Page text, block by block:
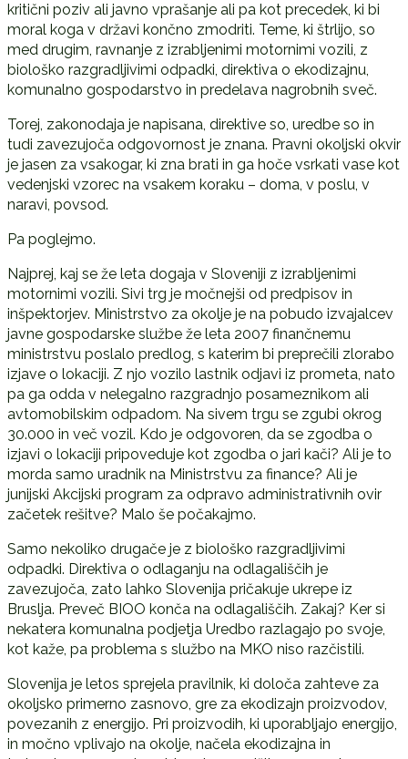
kritični poziv ali javno vprašanje ali pa kot precedek, ki bi
moral koga v državi končno zmodriti. Teme, ki štrlijo, so
med drugim, ravnanje z izrabljenimi motornimi vozili, z
biološko razgradljivimi odpadki, direktiva o ekodizajnu,
komunalno gospodarstvo in predelava nagrobnih sveč.
Torej, zakonodaja je napisana, direktive so, uredbe so in
tudi zavezujoča odgovornost je znana. Pravni okoljski okvir
je jasen za vsakogar, ki zna brati in ga hoče vsrkati vase kot
vedenjski vzorec na vsakem koraku – doma, v poslu, v
naravi, povsod.
Pa poglejmo.
Najprej, kaj se že leta dogaja v Sloveniji z izrabljenimi
motornimi vozili. Sivi trg je močnejši od predpisov in
inšpektorjev. Ministrstvo za okolje je na pobudo izvajalcev
javne gospodarske službe že leta 2007 finančnemu
ministrstvu poslalo predlog, s katerim bi preprečili zlorabo
izjave o lokaciji. Z njo vozilo lastnik odjavi iz prometa, nato
pa ga odda v nelegalno razgradnjo posameznikom ali
avtomobilskim odpadom. Na sivem trgu se zgubi okrog
30.000 in več vozil. Kdo je odgovoren, da se zgodba o
izjavi o lokaciji pripoveduje kot zgodba o jari kači? Ali je to
morda samo uradnik na Ministrstvu za finance? Ali je
junijski Akcijski program za odpravo administrativnih ovir
začetek rešitve? Malo še počakajmo.
Samo nekoliko drugače je z biološko razgradljivimi
odpadki. Direktiva o odlaganju na odlagališčih je
zavezujoča, zato lahko Slovenija pričakuje ukrepe iz
Bruslja. Preveč BIOO konča na odlagališčih. Zakaj? Ker si
nekatera komunalna podjetja Uredbo razlagajo po svoje,
kot kaže, pa problema s službo na MKO niso razčistili.
Slovenija je letos sprejela pravilnik, ki določa zahteve za
okoljsko primerno zasnovo, gre za ekodizajn proizvodov,
povezanih z energijo. Pri proizvodih, ki uporabljajo energijo,
in močno vplivajo na okolje, načela ekodizajna in